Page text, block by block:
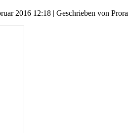
2016 12:18 | Geschrieben von Prora